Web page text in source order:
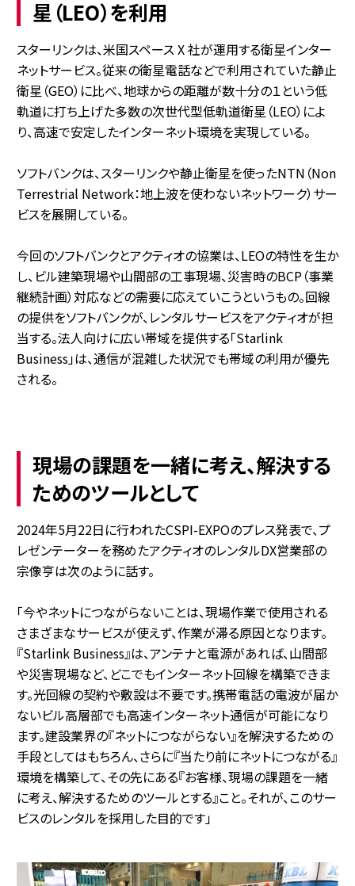
星（LEO）を利用
スターリンクは、米国スペース X 社が運用する衛星インター
ネットサービス。従来の衛星電話などで利用されていた静止
衛星（GEO）に比べ、地球からの距離が数十分の１という低
軌道に打ち上げた多数の次世代型低軌道衛星（LEO）によ
り、高速で安定したインターネット環境を実現している。
ソフトバンクは、スターリンクや静止衛星を使ったNTN（Non
Terrestrial Network：地上波を使わないネットワーク）サー
ビスを展開している。
今回のソフトバンクとアクティオの協業は、LEOの特性を生か
し、ビル建築現場や山間部の工事現場、災害時のBCP（事業
継続計画）対応などの需要に応えていこうというもの。回線
の提供をソフトバンクが、レンタルサービスをアクティオが担
当する。法人向けに広い帯域を提供する「Starlink
Business」は、通信が混雑した状況でも帯域の利用が優先
される。
現場の課題を一緒に考え、解決する
ためのツールとして
2024年5月22日に行われたCSPI-EXPOのプレス発表で、プ
レゼンテーターを務めたアクティオのレンタルDX営業部の
宗像亨は次のように話す。
「今やネットにつながらないことは、現場作業で使用される
さまざまなサービスが使えず、作業が滞る原因となります。
『Starlink Business』は、アンテナと電源があれば、山間部
や災害現場など、どこでもインターネット回線を構築できま
す。光回線の契約や敷設は不要です。携帯電話の電波が届か
ないビル高層部でも高速インターネット通信が可能になり
ます。建設業界の『ネットにつながらない』を解決するための
手段としてはもちろん、さらに『当たり前にネットにつながる』
環境を構築して、その先にある『お客様、現場の課題を一緒
に考え、解決するためのツールとする』こと。それが、このサー
ビスのレンタルを採用した目的です」